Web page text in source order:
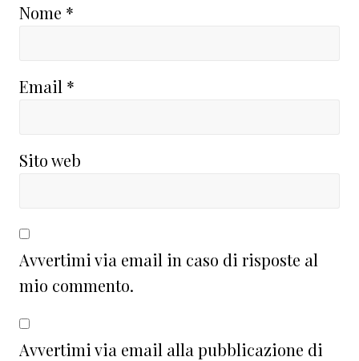
Nome *
Email *
Sito web
Avvertimi via email in caso di risposte al
mio commento.
Avvertimi via email alla pubblicazione di